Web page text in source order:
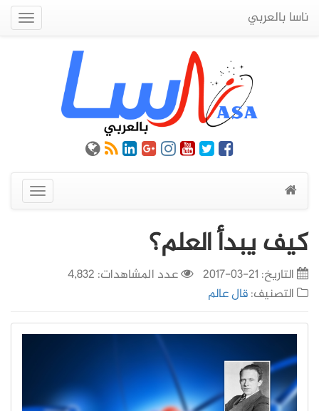
ناسا بالعربي
عرض
القائمة
كيف يبدأ العلم؟
التاريخ: 21-03-2017
عدد المشاهدات: 4,832
التصنيف:قال عالم